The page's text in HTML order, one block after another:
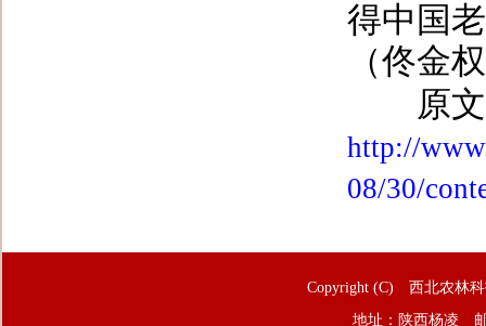
得中国
（佟金
原文
http://
08/30/
Copyright (C) 西北农林
地址：陕西杨凌